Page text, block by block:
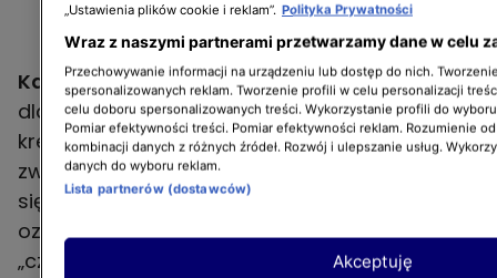
Kasztany i żołędzie– zbierane są najczęściej
dla dzieci, by te mogły wykazać się
kreatywnością i stworzyć z nich ludziki i
zwierzątka. Tymczasem te dary drzew okazują
się pięknym dodatkiem urozmaicającym
ozdoby jesienne – ciepłe brązy i żywa zieleń
„czapeczek” żołędzi doskonale ze sobą
„Ustawienia plików cookie i reklam”. Polityka Prywatności
Wraz z naszymi partnerami przetwarzamy dane w celu
Przechowywanie informacji na urządzeniu lub dostęp do nich.
spersonalizowanych reklam. Tworzenie profili w celu personalizacji
celu doboru spersonalizowanych treści. Wykorzystanie profili do
Pomiar efektywności treści. Pomiar efektywności reklam. Rozumienie
kombinacji danych z różnych źródeł. Rozwój i ulepszanie usług.
danych do wyboru reklam.
Lista partnerów (dostawców)
Akceptuję